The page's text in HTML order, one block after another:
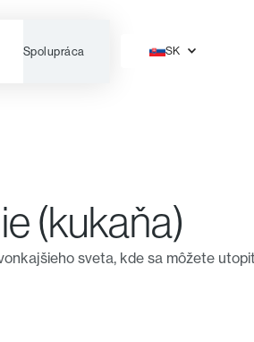
Spolupráca SK
(kukaňa)
sveta, kde sa môžete